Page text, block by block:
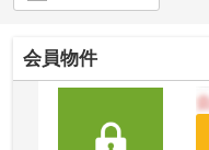
会員物件